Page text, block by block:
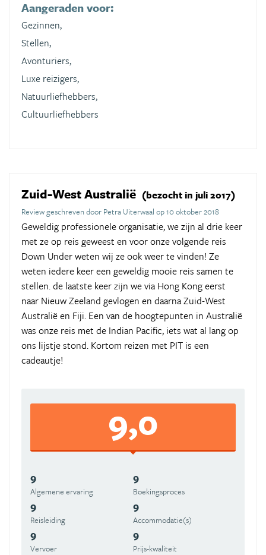
Aangeraden voor:
Gezinnen,
Stellen,
Avonturiers,
Luxe reizigers,
Natuurliefhebbers,
Cultuurliefhebbers
Zuid-West Australië (bezocht in juli 2017)
Review geschreven door Petra Uiterwaal op 10 oktober 2018
Geweldig professionele organisatie, we zijn al drie keer
met ze op reis geweest en voor onze volgende reis
Down Under weten wij ze ook weer te vinden! Ze
weten iedere keer een geweldig mooie reis samen te
stellen. de laatste keer zijn we via Hong Kong eerst
naar Nieuw Zeeland gevlogen en daarna Zuid-West
Australië en Fiji. Een van de hoogtepunten in Australië
was onze reis met de Indian Pacific, iets wat al lang op
ons lijstje stond. Kortom reizen met PIT is een
cadeautje!
9,0
9
Algemene ervaring
9
Boekingsproces
9
Reisleiding
9
Accommodatie(s)
9
Vervoer
9
Prijs-kwaliteit